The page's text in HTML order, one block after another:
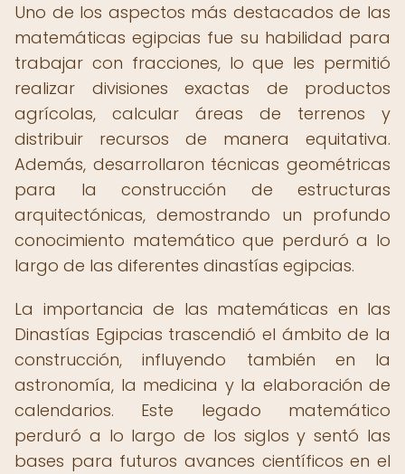
Uno de los aspectos más destacados de las
matemáticas egipcias fue su habilidad para
trabajar con fracciones, lo que les permitió
realizar divisiones exactas de productos
agrícolas, calcular áreas de terrenos y
distribuir recursos de manera equitativa.
Además, desarrollaron técnicas geométricas
para la construcción de estructuras
arquitectónicas, demostrando un profundo
conocimiento matemático que perduró a lo
largo de las diferentes dinastías egipcias.
La importancia de las matemáticas en las
Dinastías Egipcias trascendió el ámbito de la
construcción, influyendo también en la
astronomía, la medicina y la elaboración de
calendarios. Este legado matemático
perduró a lo largo de los siglos y sentó las
bases para futuros avances científicos en el